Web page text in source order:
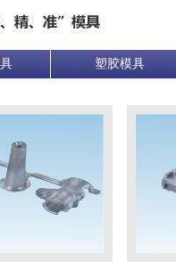
塑胶模具